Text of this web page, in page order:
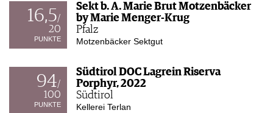
16,5/
20
PUNKTE
Sekt b. A. Marie Brut Motzenbäcker
by Marie Menger-Krug
Pfalz
Motzenbäcker Sektgut
94/
100
PUNKTE
Südtirol DOC Lagrein Riserva
Porphyr, 2022
Südtirol
Kellerei Terlan